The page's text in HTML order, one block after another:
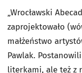
„Wrocławski
zaprojektowało
małżeństwo
Pawlak.
literkami, ale też z